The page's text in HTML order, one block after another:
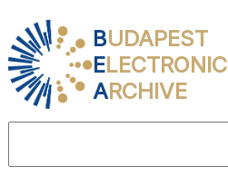
BUDAPEST
ELECTRONIC
ARCHIVE